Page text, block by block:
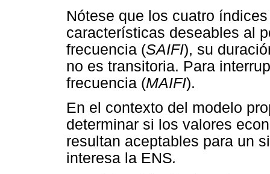
Nótese que los cuatro
características deseables al
frecuencia (SAIFI), su
no es transitoria. Para
frecuencia (MAIFI).
En el contexto del modelo
determinar si los valores
resultan aceptables para un
interesa la ENS.